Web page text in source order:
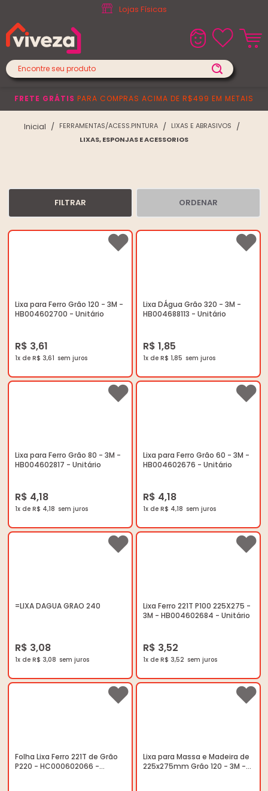
Lojas Físicas
FRETE GRÁTIS PARA COMPRAS ACIMA DE R$499 EM METAIS
FILTRAR ORDENAR
FERRAMENTAS/ACESS.PINTURA
LIXAS E ABRASIVOS
LIXAS, ESPONJAS E ACESSORIOS
Lixa para Ferro Grão 120 - 3M -
HB004602700 - Unitário
R$ 3,61
1x de R$ 3,61
Lixa DÁgua Grão 320 - 3M -
HB004688113 - Unitário
R$ 1,85
1x de R$ 1,85
Lixa para Ferro Grão 80 - 3M -
HB004602817 - Unitário
R$ 4,18
1x de R$ 4,18
Lixa para Ferro Grão 60 - 3M -
HB004602676 - Unitário
R$ 4,18
1x de R$ 4,18
=LIXA DAGUA GRAO 240
R$ 3,08
1x de R$ 3,08
Lixa Ferro 221T P100 225X275 -
3M - HB004602684 - Unitário
R$ 3,52
1x de R$ 3,52
Folha Lixa Ferro 221T de Grão
P220 - HC000602066 -
Lixa para Massa e Madeira de
225x275mm Grão 120 - 3M -